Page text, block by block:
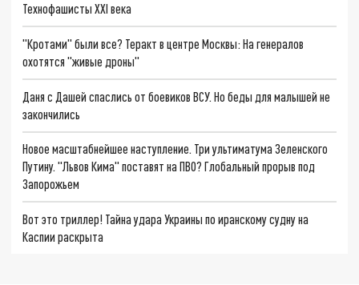
Технофашисты XXI века
"Кротами" были все? Теракт в центре Москвы: На генералов
охотятся "живые дроны"
Даня с Дашей спаслись от боевиков ВСУ. Но беды для малышей не
закончились
Новое масштабнейшее наступление. Три ультиматума Зеленского
Путину. "Львов Кима" поставят на ПВО? Глобальный прорыв под
Запорожьем
Вот это триллер! Тайна удара Украины по иранскому судну на
Каспии раскрыта